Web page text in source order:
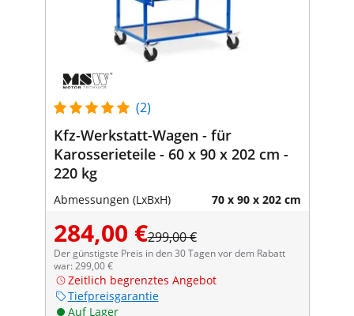
(2)
Kfz-Werkstatt-Wagen - für
Karosserieteile - 60 x 90 x 202 cm -
220 kg
Abmessungen (LxBxH) 70 x 90 x 202 cm
284,00 €299,00 €
Der günstigste Preis in den 30 Tagen vor dem Rabatt
war: 299,00 €
Zeitlich begrenztes Angebot
Tiefpreisgarantie
Auf Lager